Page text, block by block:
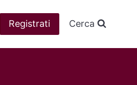
Registrati Cerca